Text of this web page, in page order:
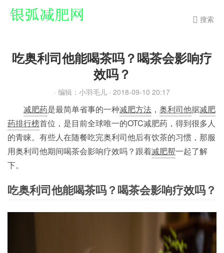
搜索
吃奥利司他能喝茶吗？喝茶会影响疗
效吗？
· 编辑：小羽毛儿 · 2018-09-10 20:17
减肥药是最简单省事的一种减肥方法 ， 奥利司他据减肥
药排行榜首位，是目前全球唯一的OTC减肥药，得到很多人
的青睐。有些人在随餐吃完奥利司他后有饮茶的习惯，那服
用奥利司他期间喝茶会影响疗效吗？跟着减肥帮一起了解
下。
吃奥利司他能喝茶吗？喝茶会影响疗效吗？